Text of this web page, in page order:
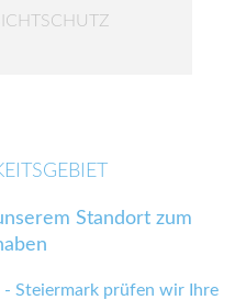
Standort zum
- Steiermark prüfen wir Ihre